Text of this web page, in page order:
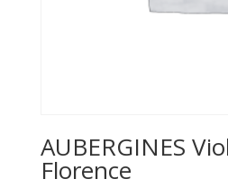
AUBERGINES
Florence